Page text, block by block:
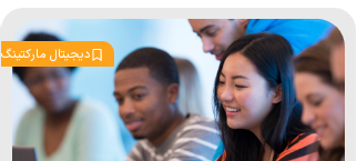
دیجیتال مارکتینگ